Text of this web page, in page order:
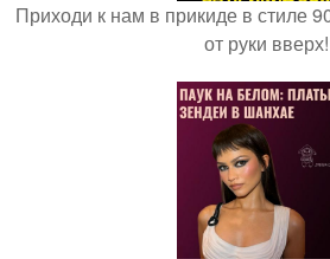
Приходи к нам в прикиде в стиле
от руки вверх!